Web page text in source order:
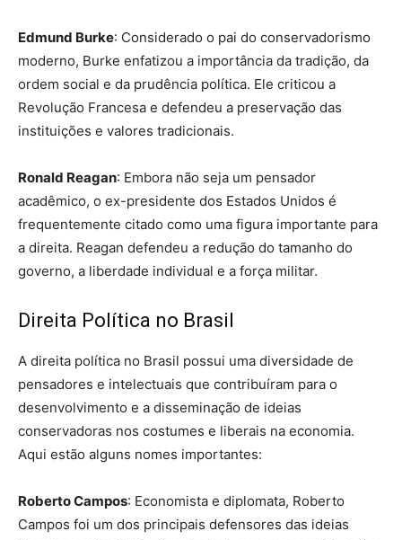
Edmund Burke: Considerado o pai do conservadorismo
moderno, Burke enfatizou a importância da tradição, da
ordem social e da prudência política. Ele criticou a
Revolução Francesa e defendeu a preservação das
instituições e valores tradicionais.
Ronald Reagan: Embora não seja um pensador
acadêmico, o ex-presidente dos Estados Unidos é
frequentemente citado como uma figura importante para
a direita. Reagan defendeu a redução do tamanho do
governo, a liberdade individual e a força militar.
Direita Política no Brasil
A direita política no Brasil possui uma diversidade de
pensadores e intelectuais que contribuíram para o
desenvolvimento e a disseminação de ideias
conservadoras nos costumes e liberais na economia.
Aqui estão alguns nomes importantes:
Roberto Campos: Economista e diplomata, Roberto
Campos foi um dos principais defensores das ideias